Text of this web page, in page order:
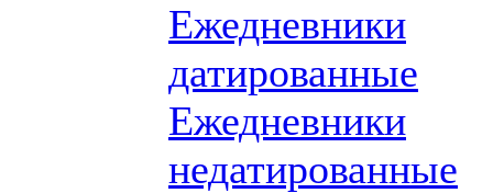
Ежедневники
датированные
Ежедневники
недатированные